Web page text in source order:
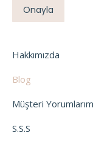
Onayla
Hakkımızda
Blog
Müşteri
S.S.S